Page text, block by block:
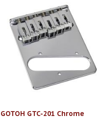
GOTOH GTC-201 Chrome